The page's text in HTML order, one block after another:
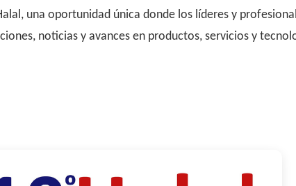
una oportunidad única donde los líderes y
noticias y avances en productos, servicios y